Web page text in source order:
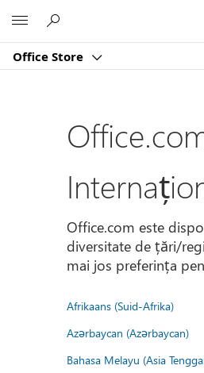
Office Store
Office.com este
diversitate de țări/
mai jos preferința
Afrikaans (Suid-Afrika)
Azərbaycan (Azərbaycan)
Bahasa Melayu (Asia